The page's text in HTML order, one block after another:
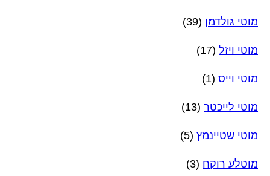
מוטי גולדמן (39)
מוטי ויזל (17)
מוטי וייס (1)
מוטי לייכטר (13)
מוטי שטיינמץ (5)
מוטלע רוקח (3)